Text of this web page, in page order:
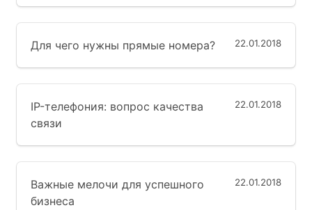
22.01.2018
Для чего нужны прямые номера?
22.01.2018
IP-телефония: вопрос качества
связи
22.01.2018
Важные мелочи для успешного
бизнеса